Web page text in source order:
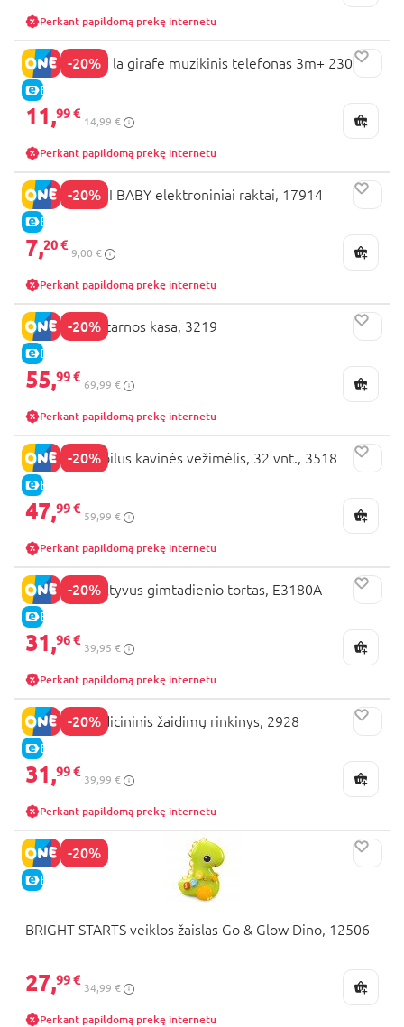
Perkant papildomą prekę internetu
-20%
E-KAINA
VULLI Sophie la girafe muzikinis telefonas 3m+ 230777
11,99 €
14,99 €
Perkant papildomą prekę internetu
-20%
E-KAINA
CLEMENTONI BABY elektroniniai raktai, 17914
7,20 €
9,00 €
Perkant papildomą prekę internetu
-20%
E-KAINA
PLAYGO savitarnos kasa, 3219
55,99 €
69,99 €
Perkant papildomą prekę internetu
-20%
E-KAINA
PLAYGO mobilus kavinės vežimėlis, 32 vnt., 3518
47,99 €
59,99 €
Perkant papildomą prekę internetu
-20%
E-KAINA
HAPE interaktyvus gimtadienio tortas, E3180A
31,96 €
39,95 €
Perkant papildomą prekę internetu
-20%
E-KAINA
PLAYGO medicininis žaidimų rinkinys, 2928
31,99 €
39,99 €
Perkant papildomą prekę internetu
-20%
E-KAINA
BRIGHT STARTS veiklos žaislas Go & Glow Dino, 12506
27,99 €
34,99 €
Perkant papildomą prekę internetu